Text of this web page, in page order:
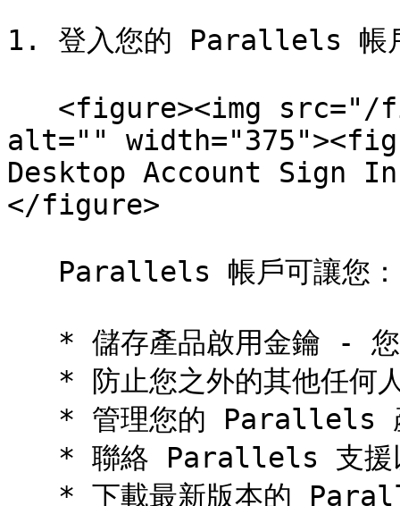
1. 登入您的 Parallels 帳
alt=""
Desktop Account Sign
</figure>